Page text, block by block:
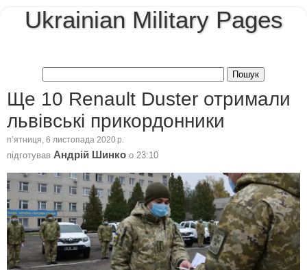
Ukrainian Military Pages
Ще 10 Renault Duster отримали
львівські прикордонники
пʼятниця, 6 листопада 2020 р.
підготував Андрій Шинко о 23:10